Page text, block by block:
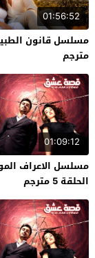
01:56:52
مترجم
01:09:12
مسلسل الاعراف
الحلقة 5 مترجم